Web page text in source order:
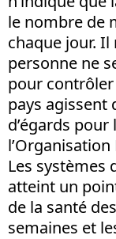
le nombre de
chaque jour. Il
personne ne
pour
pays agissent
d’égards
Les systèmes
atteint un
de la santé
semaines et